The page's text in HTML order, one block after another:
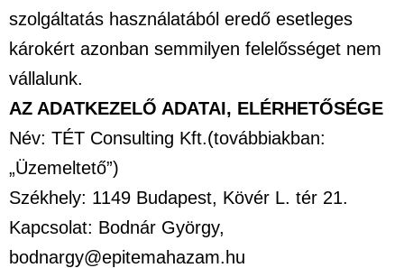
szolgáltatás használatából eredő esetleges
károkért azonban semmilyen felelősséget nem
vállalunk.
AZ ADATKEZELŐ ADATAI, ELÉRHETŐSÉGE
Név: TÉT Consulting Kft.(továbbiakban:
„Üzemeltető”)
Székhely: 1149 Budapest, Kövér L. tér 21.
Kapcsolat: Bodnár György,
bodnargy@epitemahazam.hu